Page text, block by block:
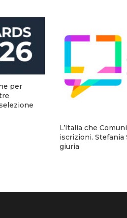
per
L’Italia che
iscrizioni. Stefania
giuria